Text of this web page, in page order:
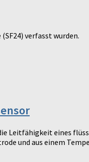
verfasst wurden.
Leitfähigkeit eines
und aus einem